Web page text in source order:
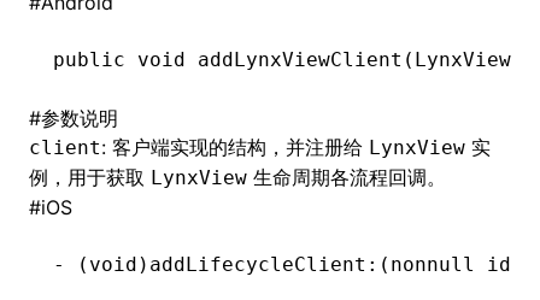
public void addLynxViewClient(
#参数说明
client: 客户端实现的结构，并注册给 LynxView 实
例，用于获取 LynxView 生命周期各流程回调。
#iOS
- ( void )addLifecycleClient:(nonnull id